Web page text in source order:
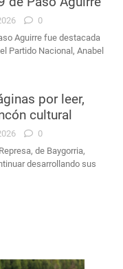
0
Aguirre fue destacada
Partido Nacional, Anabel
por leer,
cultural
0
de Baygorria,
desarrollando sus